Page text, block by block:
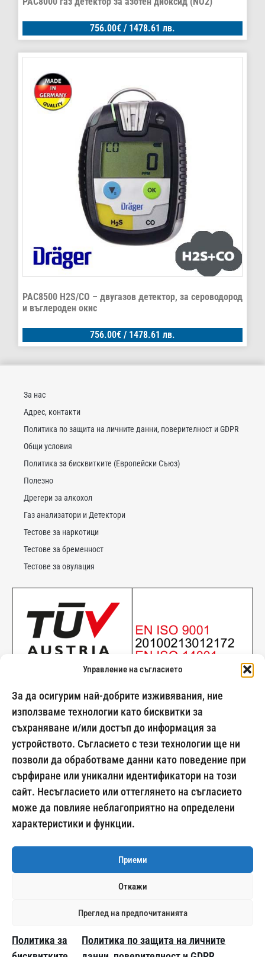
Управление на съгласието
За да осигурим най-добрите изживявания, ние
използваме технологии като бисквитки за
съхраняване и/или достъп до информация за
устройството. Съгласието с тези технологии ще ни
позволи да обработваме данни като поведение при
сърфиране или уникални идентификатори на този
сайт. Несъгласието или оттеглянето на съгласието
може да повлияе неблагоприятно на определени
характеристики и функции.
Приеми
Откажи
Преглед на предпочитанията
Политика за
Политика по защита на личните
204.00€ / 398.99 лв.
Добави в количка
756.00€ / 1478.61 лв.
PAC8500 H2S/CO – двугазов детектор, за сероводород
и въглероден окис
756.00€ / 1478.61 лв.
За нас
Адрес, контакти
Политика по защита на личните данни, поверителност и GDPR
Общи условия
Политика за бисквитките (Европейски Съюз)
Полезно
Дрегери за алкохол
Газ анализатори и Детектори
Тестове за наркотици
Тестове за бременност
Тестове за овулация
024500269
Начини на плащане:
© 2014 – 2026ALCOTESTER.BG